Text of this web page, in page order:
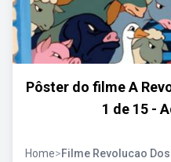
Pôster do filme A
1 de 15 -
Home>Filme Revolucao